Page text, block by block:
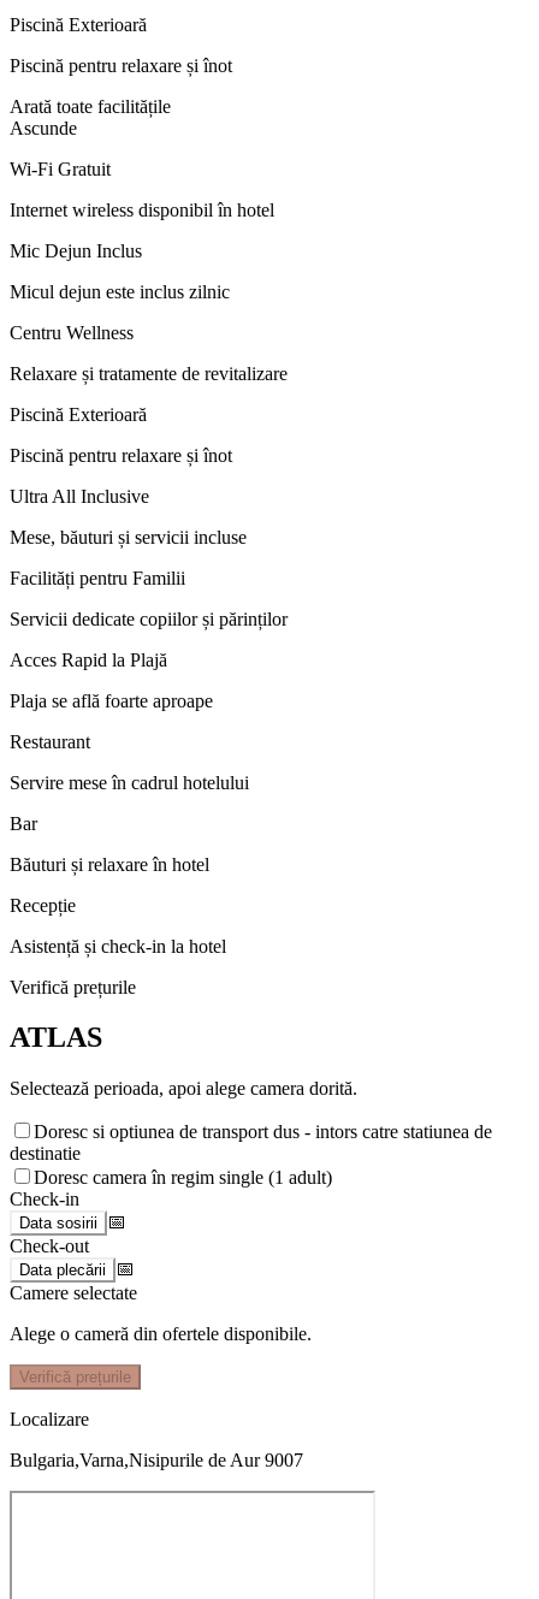
Piscină Exterioară
Piscină pentru relaxare și înot
Arată toate facilitățile
Ascunde
Wi-Fi Gratuit
Internet wireless disponibil în hotel
Mic Dejun Inclus
Micul dejun este inclus zilnic
Centru Wellness
Relaxare și tratamente de revitalizare
Piscină Exterioară
Piscină pentru relaxare și înot
Ultra All Inclusive
Mese, băuturi și servicii incluse
Facilități pentru Familii
Servicii dedicate copiilor și părinților
Acces Rapid la Plajă
Plaja se află foarte aproape
Restaurant
Servire mese în cadrul hotelului
Bar
Băuturi și relaxare în hotel
Recepție
Asistență și check-in la hotel
Verifică prețurile
ATLAS
Selectează perioada, apoi alege camera dorită.
Doresc si optiunea de transport dus - intors catre statiunea de
destinatie
Doresc camera în regim single (1 adult)
Check-in
Data sosirii
📅
Check-out
Data plecării
📅
Camere selectate
Alege o cameră din ofertele disponibile.
Verifică prețurile
Localizare
Bulgaria,Varna,Nisipurile de Aur 9007